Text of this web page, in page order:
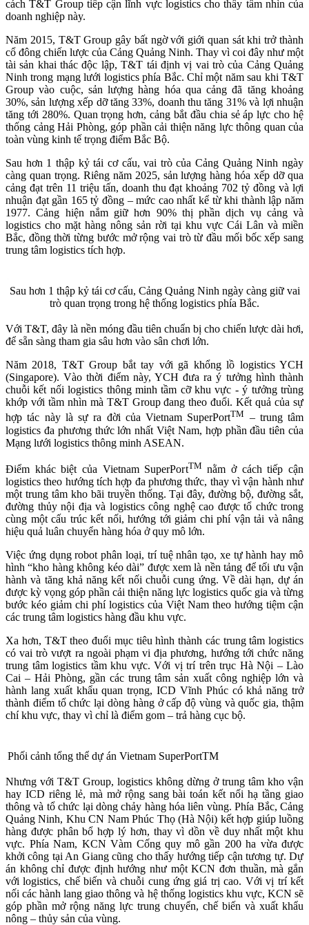
cách T&T Group tiếp cận lĩnh vực logistics cho thấy tầm nhìn của
doanh nghiệp này.
Năm 2015, T&T Group gây bất ngờ với giới quan sát khi trở thành
cổ đông chiến lược của Cảng Quảng Ninh. Thay vì coi đây như một
tài sản khai thác độc lập, T&T tái định vị vai trò của Cảng Quảng
Ninh trong mạng lưới logistics phía Bắc. Chỉ một năm sau khi T&T
Group vào cuộc, sản lượng hàng hóa qua cảng đã tăng khoảng
30%, sản lượng xếp dỡ tăng 33%, doanh thu tăng 31% và lợi nhuận
tăng tới 280%. Quan trọng hơn, cảng bắt đầu chia sẻ áp lực cho hệ
thống cảng Hải Phòng, góp phần cải thiện năng lực thông quan của
toàn vùng kinh tế trọng điểm Bắc Bộ.
Sau hơn 1 thập kỷ tái cơ cấu, vai trò của Cảng Quảng Ninh ngày
càng quan trọng. Riêng năm 2025, sản lượng hàng hóa xếp dỡ qua
cảng đạt trên 11 triệu tấn, doanh thu đạt khoảng 702 tỷ đồng và lợi
nhuận đạt gần 165 tỷ đồng – mức cao nhất kể từ khi thành lập năm
1977. Cảng hiện nắm giữ hơn 90% thị phần dịch vụ cảng và
logistics cho mặt hàng nông sản rời tại khu vực Cái Lân và miền
Bắc, đồng thời từng bước mở rộng vai trò từ đầu mối bốc xếp sang
trung tâm logistics tích hợp.
Sau hơn 1 thập kỷ tái cơ cấu, Cảng Quảng Ninh ngày càng giữ vai
trò quan trọng trong hệ thống logistics phía Bắc.
Với T&T, đây là nền móng đầu tiên chuẩn bị cho chiến lược dài hơi,
để sẵn sàng tham gia sâu hơn vào sân chơi lớn.
Năm 2018, T&T Group bắt tay với gã khổng lồ logistics YCH
(Singapore). Vào thời điểm này, YCH đưa ra ý tưởng hình thành
chuỗi kết nối logistics thông minh tầm cỡ khu vực - ý tưởng trùng
khớp với tầm nhìn mà T&T Group đang theo đuổi. Kết quả của sự
hợp tác này là sự ra đời của Vietnam SuperPortTM – trung tâm
logistics đa phương thức lớn nhất Việt Nam, hợp phần đầu tiên của
Mạng lưới logistics thông minh ASEAN.
Điểm khác biệt của Vietnam SuperPortTM nằm ở cách tiếp cận
logistics theo hướng tích hợp đa phương thức, thay vì vận hành như
một trung tâm kho bãi truyền thống. Tại đây, đường bộ, đường sắt,
đường thủy nội địa và logistics công nghệ cao được tổ chức trong
cùng một cấu trúc kết nối, hướng tới giảm chi phí vận tải và nâng
hiệu quả luân chuyển hàng hóa ở quy mô lớn.
Việc ứng dụng robot phân loại, trí tuệ nhân tạo, xe tự hành hay mô
hình “kho hàng không kéo dài” được xem là nền tảng để tối ưu vận
hành và tăng khả năng kết nối chuỗi cung ứng. Về dài hạn, dự án
được kỳ vọng góp phần cải thiện năng lực logistics quốc gia và từng
bước kéo giảm chi phí logistics của Việt Nam theo hướng tiệm cận
các trung tâm logistics hàng đầu khu vực.
Xa hơn, T&T theo đuổi mục tiêu hình thành các trung tâm logistics
có vai trò vượt ra ngoài phạm vi địa phương, hướng tới chức năng
trung tâm logistics tầm khu vực. Với vị trí trên trục Hà Nội – Lào
Cai – Hải Phòng, gần các trung tâm sản xuất công nghiệp lớn và
hành lang xuất khẩu quan trọng, ICD Vĩnh Phúc có khả năng trở
thành điểm tổ chức lại dòng hàng ở cấp độ vùng và quốc gia, thậm
chí khu vực, thay vì chỉ là điểm gom – trả hàng cục bộ.
Phối cảnh tổng thể dự án Vietnam SuperPortTM
Nhưng với T&T Group, logistics không dừng ở trung tâm kho vận
hay ICD riêng lẻ, mà mở rộng sang bài toán kết nối hạ tầng giao
thông và tổ chức lại dòng chảy hàng hóa liên vùng. Phía Bắc, Cảng
Quảng Ninh, Khu CN Nam Phúc Thọ (Hà Nội) kết hợp giúp luồng
hàng được phân bổ hợp lý hơn, thay vì dồn về duy nhất một khu
vực. Phía Nam, KCN Vàm Cống quy mô gần 200 ha vừa được
khởi công tại An Giang cũng cho thấy hướng tiếp cận tương tự. Dự
án không chỉ được định hướng như một KCN đơn thuần, mà gắn
với logistics, chế biến và chuỗi cung ứng giá trị cao. Với vị trí kết
nối các hành lang giao thông và hệ thống logistics khu vực, KCN sẽ
góp phần mở rộng năng lực trung chuyển, chế biến và xuất khẩu
nông – thủy sản của vùng.